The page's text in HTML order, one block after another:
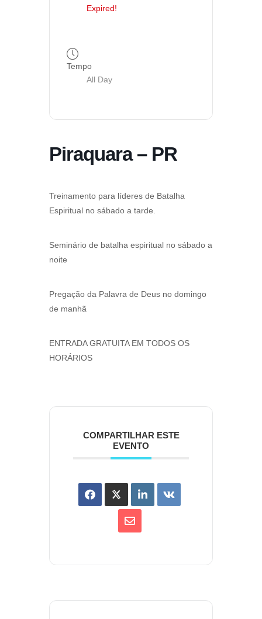
Expired!
Tempo
All Day
Piraquara – PR
Treinamento para líderes de Batalha
Espiritual no sábado a tarde.
Seminário de batalha espiritual no sábado a
noite
Pregação da Palavra de Deus no domingo
de manhã
ENTRADA GRATUITA EM TODOS OS
HORÁRIOS
COMPARTILHAR ESTE
EVENTO